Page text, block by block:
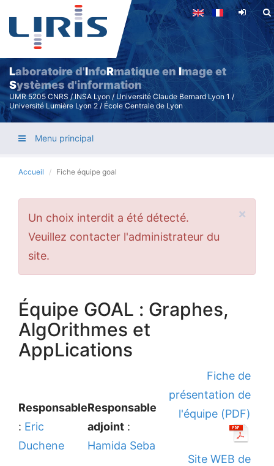
Aller
contenu
principal
Laboratoire d'InfoRmatique enImage et
Systèmes d'information
UMR 5205 CNRS / INSA Lyon / Université Claude Bernard Lyon 1 /
Université Lumière Lyon 2 / École Centrale de Lyon
Menu principal
Accueil Fiche équipe goal
×
Message
d'erreur
Un choix interdit a été détecté.
Veuillez contacter l'administrateur du
site.
Équipe GOAL : Graphes,
AlgOrithmes et
AppLications
Responsable
: Eric
Duchene
Responsable
adjoint :
Hamida Seba
Fiche de
présentation de
l'équipe (PDF)
Site WEB de